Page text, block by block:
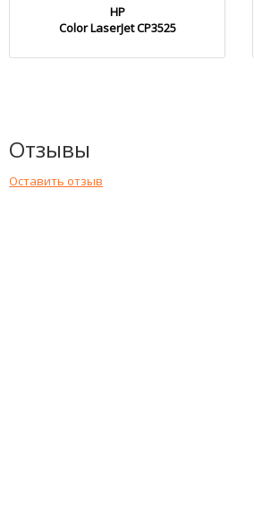
HP
Color LaserJet CP3525
Отзывы
Оставить отзыв